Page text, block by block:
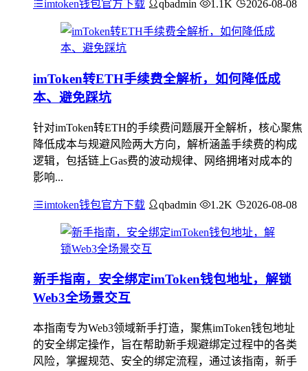
imtoken钱包官方下载 qbadmin 1.1K 2026-08-08
imToken转ETH手续费全解析，如何降低成
本、避免踩坑
针对imToken转ETH的手续费问题展开全解析，核心聚焦
降低成本与规避风险两大方向，解析涵盖手续费的构成
逻辑，包括链上Gas费的波动规律、网络拥堵对成本的
影响...
imtoken钱包官方下载 qbadmin 1.2K 2026-08-08
新手指南，安全绑定imToken钱包地址，解锁
Web3全场景交互
本指南专为Web3领域新手打造，聚焦imToken钱包地址
的安全绑定操作，旨在帮助新手规避绑定过程中的各类
风险，掌握规范、安全的绑定流程，通过该指南，新手